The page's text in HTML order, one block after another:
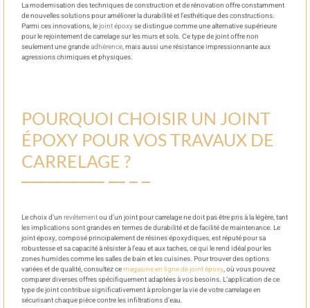
La modernisation des techniques de construction et de rénovation offre constamment
de nouvelles solutions pour améliorer la durabilité et l’esthétique des constructions.
Parmi ces innovations, lejoint époxyse distingue comme une alternative supérieure
pour le rejointement de carrelage sur les murs et sols. Ce type de joint offre non
seulement une grandeadhérence, mais aussi une résistance impressionnante aux
agressions chimiques et physiques.
POURQUOI CHOISIR UN JOINT
ÉPOXY POUR VOS TRAVAUX DE
CARRELAGE ?
Le choix d’un revêtementou d’un joint pour carrelage ne doit pas être pris à la légère, tant
les implications sont grandes en termes de durabilité et de facilité de maintenance. Le
joint époxy, composé principalement de résines époxydiques, est réputé pour sa
robustesse et sa capacité à résister à l’eau et aux taches, ce qui le rend idéal pour les
zones humides comme les salles de bain et les cuisines. Pour trouver des options
variées et de qualité, consultez cemagasine en ligne de joint époxy, où vous pouvez
comparer diverses offres spécifiquement adaptées à vos besoins. L’application de ce
type de joint contribue significativement à prolonger la vie de votre carrelage en
sécurisant chaque pièce contre les infiltrations d’eau.